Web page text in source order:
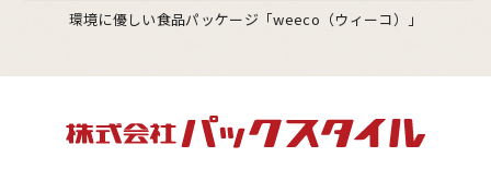
環境に優しい食品パッケージ「weeco（ウィーコ）」